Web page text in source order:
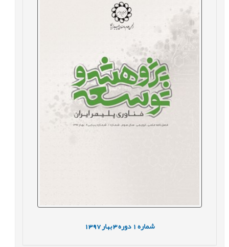
شماره1 دوره3 بهار1397